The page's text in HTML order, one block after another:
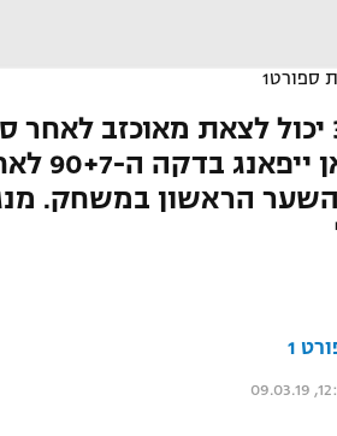
ספורט1
החלוץ בן ה-32 יכול לצאת
יקרה
הראשון במשחק.
1